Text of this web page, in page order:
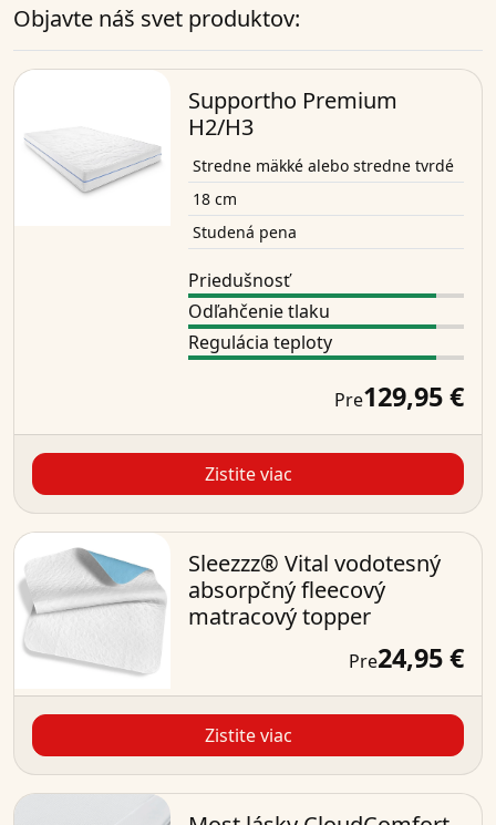
Objavte náš svet produktov:
Supportho Premium
H2/H3
Stredne mäkké alebo stredne tvrdé
18 cm
Studená pena
Priedušnosť
Odľahčenie tlaku
Regulácia teploty
Pre129,95 €
Zistite viac
Sleezzz® Vital vodotesný
absorpčný fleecový
matracový topper
Pre24,95 €
Zistite viac